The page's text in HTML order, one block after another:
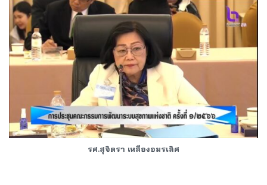
รศ.สุจิตรา เหลืองอมรเลิศ